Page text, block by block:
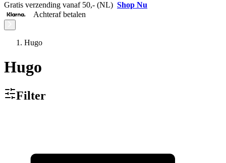
Gratis verzending vanaf 50,- (NL) Shop Nu
Achteraf betalen
Hugo
Hugo
Filter